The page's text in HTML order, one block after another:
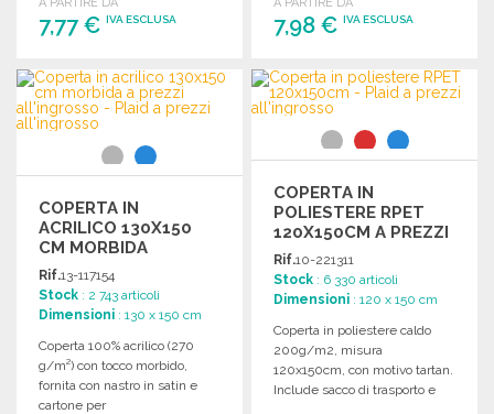
7,77 € IVA ESCLUSA
ORDINARE
Richiedi un preventivo
confezione in cartone.
7,98 €IVA ESCLUSA
ORDINARE
Richiedi un preventivo
COPERTA IN
ACRILICO 130X150
CM MORBIDA
Rif.13-117154
Stock : 2 743 articoli
Dimensioni : 130 x 150 cm
Coperta 100% acrilico (270
g/m²) con tocco morbido,
fornita con nastro in satin e
cartone per
COPERTA IN
POLIESTERE RPET
120X150CM A PREZZI
ALL'INGROSSO
Rif.10-221311
Stock : 6 330 articoli
Dimensioni : 120 x 150 cm
Coperta in poliestere caldo
200g/m2, misura
120x150cm, con motivo tartan.
Include sacco di trasporto e